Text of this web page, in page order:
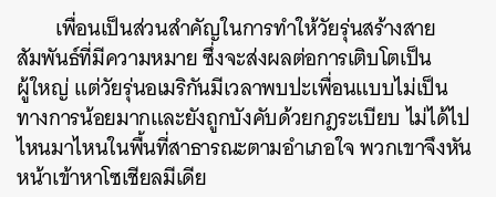
เพื่อนเป็นส่วนสำคัญในการทำให้วัยรุ่นสร้างสาย
สัมพันธ์ที่มีความหมาย ซึ่งจะส่งผลต่อการเติบโตเป็น
ผู้ใหญ่ แต่วัยรุ่นอเมริกันมีเวลาพบปะเพื่อนแบบไม่เป็น
ทางการน้อยมากและยังถูกบังคับด้วยกฎระเบียบ ไม่ได้ไป
ไหนมาไหนในพื้นที่สาธารณะตามอำเภอใจ พวกเขาจึงหัน
หน้าเข้าหาโซเชียลมีเดีย